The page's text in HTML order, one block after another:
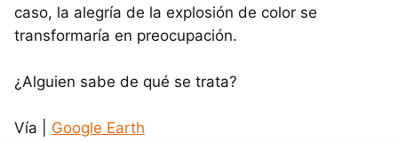
caso, la alegría de la explosión de color se
transformaría en preocupación.
¿Alguien sabe de qué se trata?
Vía | Google Earth